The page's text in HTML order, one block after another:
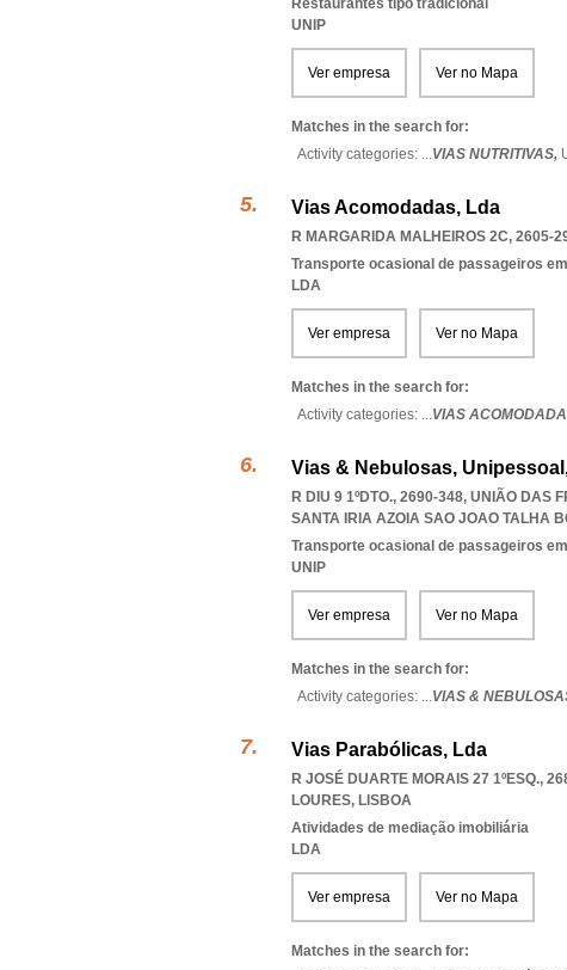
Restaurantes tipo tradicional
UNIP
Ver empresa Ver no Mapa
Matches in the search for:
Activity categories: ...VIAS NUTRITIVAS,
Vias Acomodadas, Lda
R MARGARIDA MALHEIROS 2C, 2605-
Transporte ocasional de passageiros
LDA
Ver empresa Ver no Mapa
Matches in the search for:
Activity categories: ...VIAS
Vias & Nebulosas,
R DIU 9 1ºDTO., 2690-348, UNIÃO DAS
SANTA IRIA AZOIA SAO JOAO TALHA
Transporte ocasional de passageiros
UNIP
Ver empresa Ver no Mapa
Matches in the search for:
Activity categories: ...VIAS &
Vias Parabólicas, Lda
R JOSÉ DUARTE MORAIS 27 1ºESQ.,
LOURES, LISBOA
Atividades de mediação imobiliária
LDA
Ver empresa Ver no Mapa
Matches in the search for: